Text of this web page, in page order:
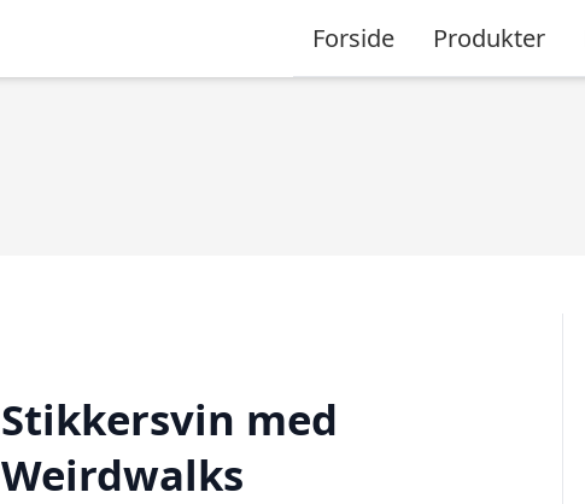
Forside Produkter
Stikkersvin med
Weirdwalks